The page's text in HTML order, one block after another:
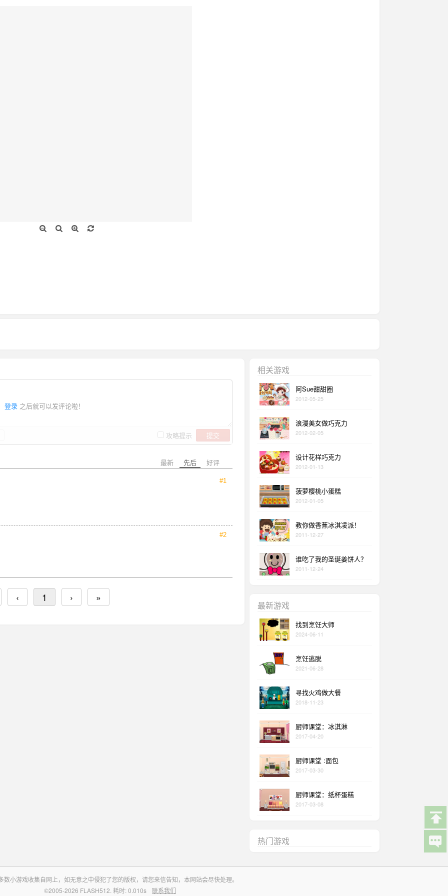
登录 之后就可以发评论啦！
攻略提示 提交
最新 先后 好评
#1
#2
‹ 1 › »
相关游戏
阿Sue甜甜圈
2012-05-25
浪漫美女做巧克力
2012-02-05
设计花样巧克力
2012-01-13
菠萝樱桃小蛋糕
2012-01-05
教你做香蕉冰淇凌派！
2011-12-27
谁吃了我的圣诞姜饼人？
2011-12-24
最新游戏
找到烹饪大师
2024-06-11
烹饪逃脱
2021-06-28
寻找火鸡做大餐
2018-11-23
厨师课堂：冰淇淋
2017-04-20
厨师课堂 :面包
2017-03-30
厨师课堂：纸杯蛋糕
2017-03-08
热门游戏
数小游戏收集自网上，如无意之中侵犯了您的版权，请您来信告知，本网站会尽快处理。
©2005-2026 FLASH512. 耗时: 0.010s
联系我们